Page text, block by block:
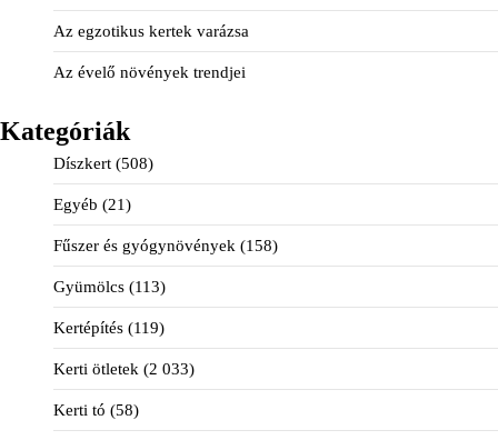
Az egzotikus kertek varázsa
Az évelő növények trendjei
Kategóriák
Díszkert (508)
Egyéb (21)
Fűszer és gyógynövények (158)
Gyümölcs (113)
Kertépítés (119)
Kerti ötletek (2 033)
Kerti tó (58)